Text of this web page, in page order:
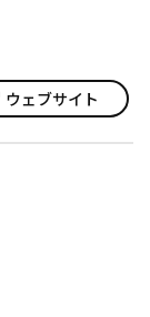
ウェブサイト